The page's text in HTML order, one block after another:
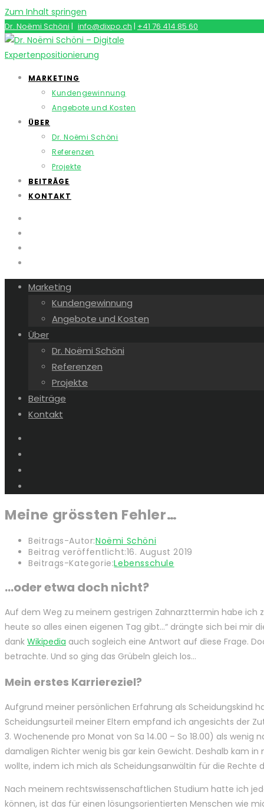
Zum Inhalt springen
Dr. Noëmi Schöni | info@dixpo.ch | +41 76 414 85 60
MARKETING
Kundengewinnung
Angebote und Kosten
ÜBER
Dr. Noëmi Schöni
Referenzen
Projekte
BEITRÄGE
KONTAKT
Marketing
Kundengewinnung
Angebote und Kosten
Über
Dr. Noëmi Schöni
Referenzen
Projekte
Beiträge
Kontakt
Meine grössten Fehler…
Beitrags-Autor:Noëmi Schöni
Beitrag veröffentlicht:16. August 2019
Beitrags-Kategorie:Lebensschule
…oder etwa doch nicht?
Auf dem Weg zu meinem gestrigen Zahnarzttermin habe ich
heute so alles einen eigenen Tag gibt…“ drängte sich bei mir
dank Wikipedia auch sogleich eine Antwort auf diese Frage.
betrachte. Und so ging das Grübeln gleich los…
Mein erstes Karriereziel?
Aufgrund meiner persönlichen Erfahrung als Scheidungskind
Scheidungsurteil meiner Eltern empfand ich angesichts der
3. Wochenende pro Monat von Sa 14.00 – So 18.00) als
damaligen Richter wenig bis gar kein Gewicht. Deshalb kam
wollte, indem ich mich als Scheidungsanwältin für die Rechte
Nach meinem rechtswissenschaftlichen Studium hatte ich
können, ist das für einen lösungsorientierten Menschen wie